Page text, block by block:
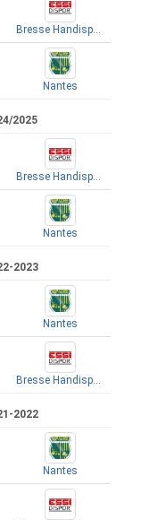
Bresse Handisport
Nantes
2025
Bresse Handisport
Nantes
2023
Nantes
Bresse Handisport
2022
Nantes